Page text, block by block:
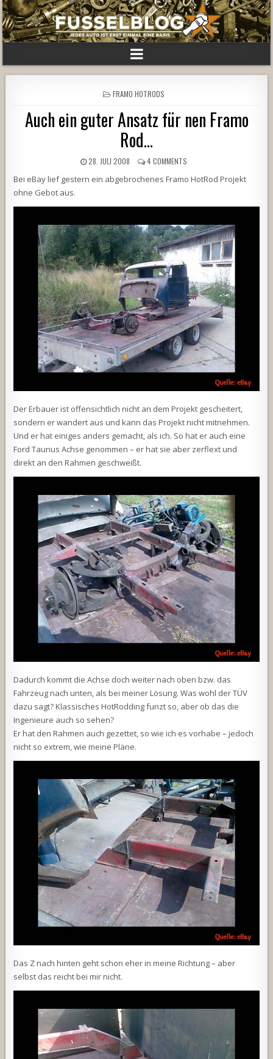
POSTED
IN
FRAMO HOTRODS
Auch ein guter Ansatz für nen Framo
Rod…
28. JULI 2008 4 COMMENTS
Bei eBay lief gestern ein abgebrochenes Framo HotRod Projekt
ohne Gebot aus.
Der Erbauer ist offensichtlich nicht an dem Projekt gescheitert,
sondern er wandert aus und kann das Projekt nicht mitnehmen.
Und er hat einiges anders gemacht, als ich. So hat er auch eine
Ford Taunus Achse genommen – er hat sie aber zerflext und
direkt an den Rahmen geschweißt.
Dadurch kommt die Achse doch weiter nach oben bzw. das
Fahrzeug nach unten, als bei meiner Lösung. Was wohl der TÜV
dazu sagt? Klassisches HotRodding funzt so, aber ob das die
Ingenieure auch so sehen?
Er hat den Rahmen auch gezettet, so wie ich es vorhabe – jedoch
nicht so extrem, wie meine Pläne.
Das Z nach hinten geht schon eher in meine Richtung – aber
selbst das reicht bei mir nicht.